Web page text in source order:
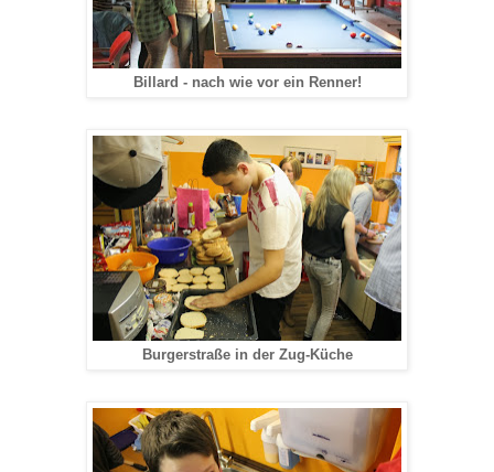
Billard - nach wie vor ein Renner!
Burgerstraße in der Zug-Küche